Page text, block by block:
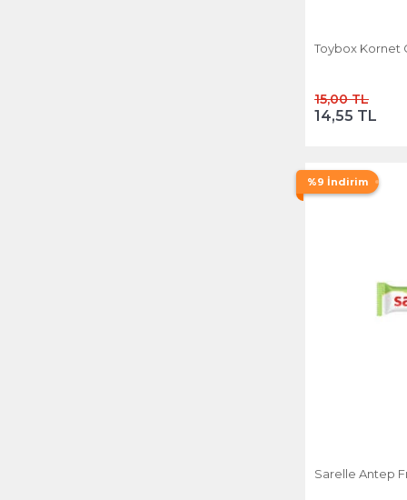
Toybox Kornet
15,00 TL
14,55 TL
%9 İndirim
Sarelle Antep